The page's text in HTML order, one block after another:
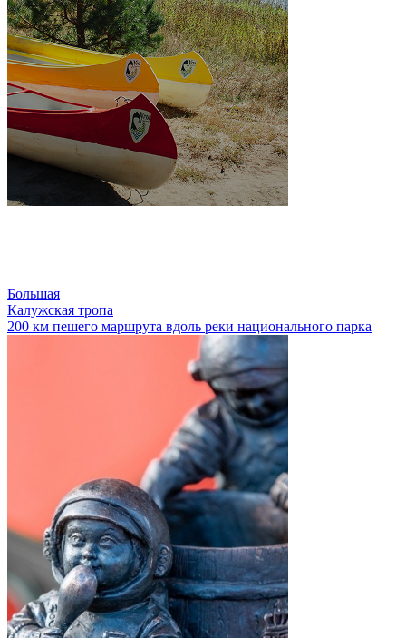
Большая
Калужская тропа
200 км пешего маршрута вдоль реки национального парка